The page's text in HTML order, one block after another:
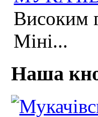
Високим
Міні...
Наша